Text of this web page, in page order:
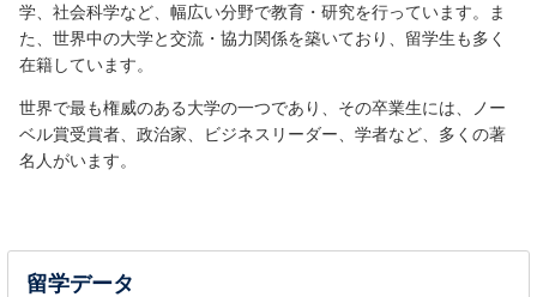
学、社会科学など、幅広い分野で教育・研究を行っています。ま
た、世界中の大学と交流・協力関係を築いており、留学生も多く
在籍しています。
世界で最も権威のある大学の一つであり、その卒業生には、ノー
ベル賞受賞者、政治家、ビジネスリーダー、学者など、多くの著
名人がいます。
留学データ